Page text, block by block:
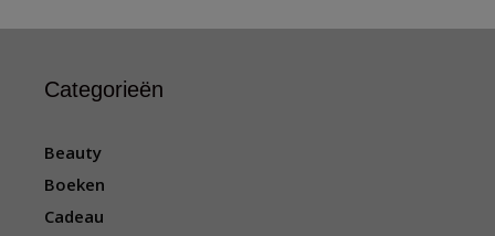
Categorieën
Beauty
Boeken
Cadeau